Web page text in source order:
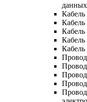
Кабель
Кабель
Провод